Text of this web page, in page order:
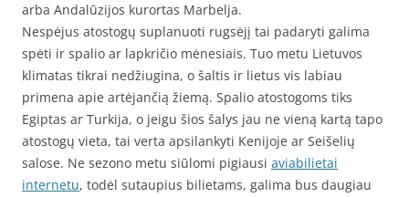
arba Andalūzijos kurortas Marbelja.
Nespėjus atostogų suplanuoti rugsėjį tai padaryti galima
spėti ir spalio ar lapkričio mėnesiais. Tuo metu Lietuvos
klimatas tikrai nedžiugina, o šaltis ir lietus vis labiau
primena apie artėjančią žiemą. Spalio atostogoms tiks
Egiptas ar Turkija, o jeigu šios šalys jau ne vieną kartą tapo
atostogų vieta, tai verta apsilankyti Kenijoje ar Seišelių
salose. Ne sezono metu siūlomi pigiausi aviabilietai
internetu, todėl sutaupius bilietams, galima bus daugiau